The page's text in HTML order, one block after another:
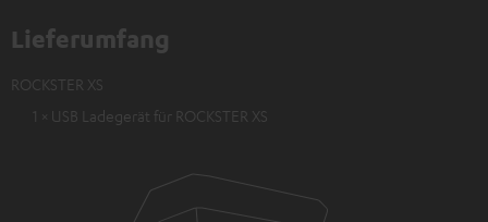
Lieferumfang
ROCKSTER XS
1 × USB Ladegerät für ROCKSTER XS